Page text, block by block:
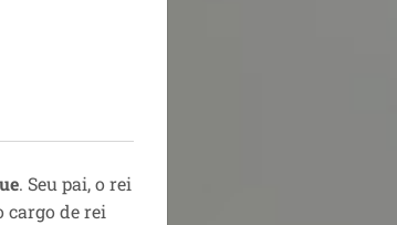
. Seu pai, o rei
de rei